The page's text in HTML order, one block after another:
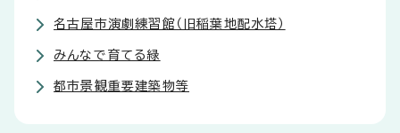
名古屋市演劇練習館（旧稲葉地配水塔）
みんなで育てる緑
都市景観重要建築物等